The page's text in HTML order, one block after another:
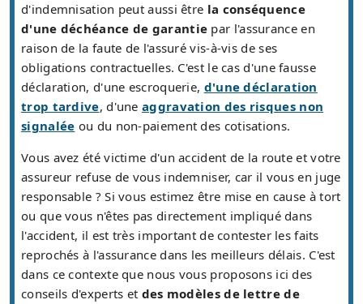
d'indemnisation peut aussi être la conséquence
d'une déchéance de garantie par l'assurance en
raison de la faute de l'assuré vis-à-vis de ses
obligations contractuelles. C'est le cas d'une fausse
déclaration, d'une escroquerie, d'une déclaration
trop tardive, d'uneaggravation des risques non
signalée ou du non-paiement des cotisations.
Vous avez été victime d'un accident de la route et votre
assureur refuse de vous indemniser, car il vous en juge
responsable ? Si vous estimez être mise en cause à tort
ou que vous n'êtes pas directement impliqué dans
l'accident, il est très important de contester les faits
reprochés à l'assurance dans les meilleurs délais. C'est
dans ce contexte que nous vous proposons ici des
conseils d'experts et des modèles de lettre de